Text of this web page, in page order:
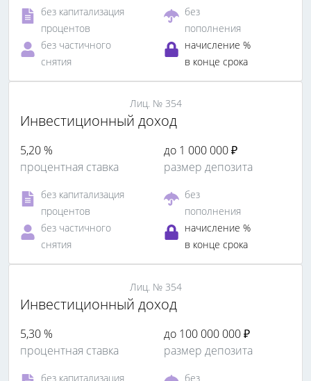
без капитализация
процентов
без
пополнения
без частичного
снятия
начисление %
в конце срока
Лиц. № 354
Инвестиционный доход
5,20 %
процентная ставка
до 1 000 000 ₽
размер депозита
без капитализация
процентов
без
пополнения
без частичного
снятия
начисление %
в конце срока
Лиц. № 354
Инвестиционный доход
5,30 %
процентная ставка
до 100 000 000 ₽
размер депозита
без капитализация
без